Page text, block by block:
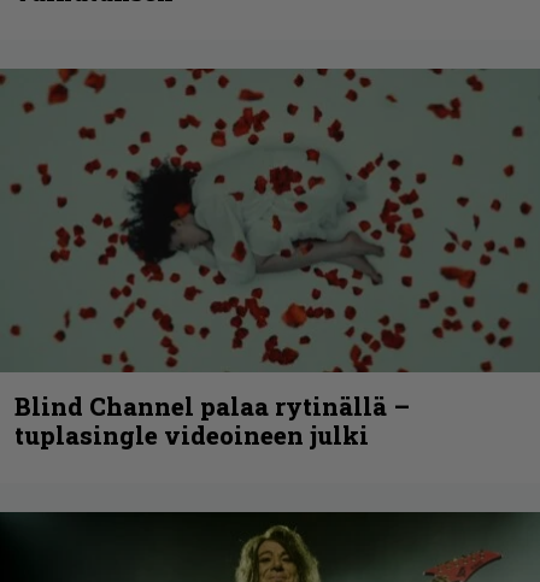
Blind Channel palaa rytinällä –
tuplasingle videoineen julki